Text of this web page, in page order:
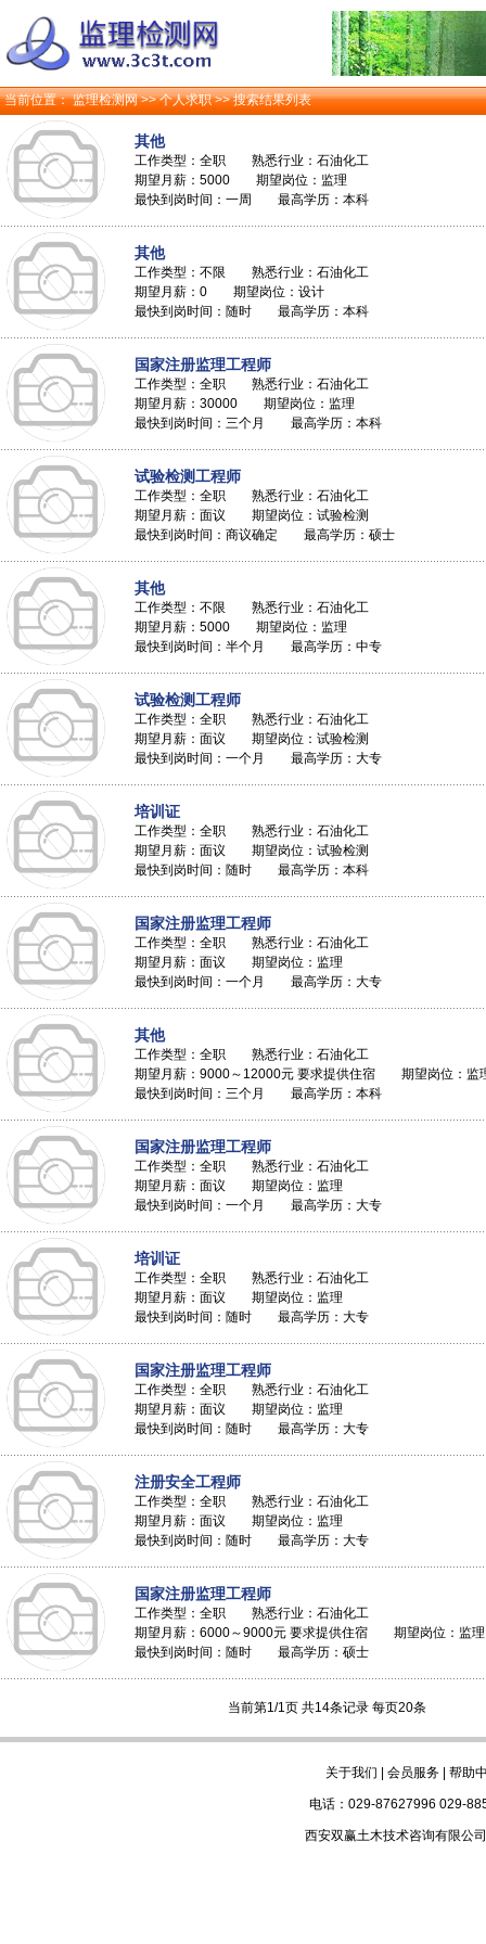
当前位置：监理检测网>>个人求职>> 搜索结果列表
其他
工作类型：全职 熟悉行业：石油化工
期望月薪：5000 期望岗位：监理
最快到岗时间：一周 最高学历：本科
其他
工作类型：不限 熟悉行业：石油化工
期望月薪：0 期望岗位：设计
最快到岗时间：随时 最高学历：本科
国家注册监理工程师
工作类型：全职 熟悉行业：石油化工
期望月薪：30000 期望岗位：监理
最快到岗时间：三个月 最高学历：本科
试验检测工程师
工作类型：全职 熟悉行业：石油化工
期望月薪：面议 期望岗位：试验检测
最快到岗时间：商议确定 最高学历：硕士
其他
工作类型：不限 熟悉行业：石油化工
期望月薪：5000 期望岗位：监理
最快到岗时间：半个月 最高学历：中专
试验检测工程师
工作类型：全职 熟悉行业：石油化工
期望月薪：面议 期望岗位：试验检测
最快到岗时间：一个月 最高学历：大专
培训证
工作类型：全职 熟悉行业：石油化工
期望月薪：面议 期望岗位：试验检测
最快到岗时间：随时 最高学历：本科
国家注册监理工程师
工作类型：全职 熟悉行业：石油化工
期望月薪：面议 期望岗位：监理
最快到岗时间：一个月 最高学历：大专
其他
工作类型：全职 熟悉行业：石油化工
期望月薪：9000～12000元 要求提供住宿 期望岗位：监
最快到岗时间：三个月 最高学历：本科
国家注册监理工程师
工作类型：全职 熟悉行业：石油化工
期望月薪：面议 期望岗位：监理
最快到岗时间：一个月 最高学历：大专
培训证
工作类型：全职 熟悉行业：石油化工
期望月薪：面议 期望岗位：监理
最快到岗时间：随时 最高学历：大专
国家注册监理工程师
工作类型：全职 熟悉行业：石油化工
期望月薪：面议 期望岗位：监理
最快到岗时间：随时 最高学历：大专
注册安全工程师
工作类型：全职 熟悉行业：石油化工
期望月薪：面议 期望岗位：监理
最快到岗时间：随时 最高学历：大专
国家注册监理工程师
工作类型：全职 熟悉行业：石油化工
期望月薪：6000～9000元 要求提供住宿 期望岗位：监理
最快到岗时间：随时 最高学历：硕士
当前第1/1页 共14条记录 每页20条
关于我们 会员服务 帮助
电话：029-87627996 029-
西安双赢土木技术咨询有限公